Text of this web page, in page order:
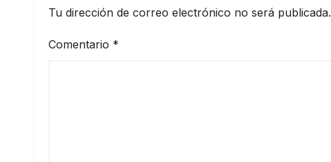
Tu dirección de correo electrónico no será publicada.
Comentario *